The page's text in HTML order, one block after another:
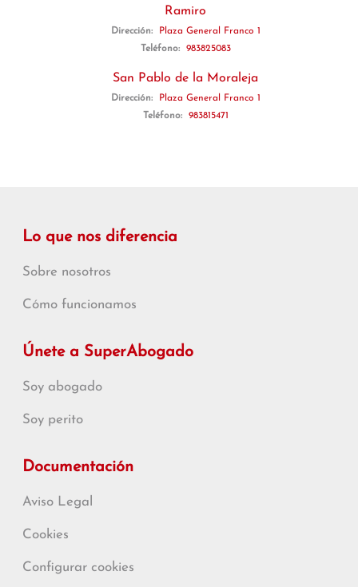
Ramiro
Dirección:
Plaza General Franco 1
Teléfono:
983825083
San Pablo de la Moraleja
Dirección:
Plaza General Franco 1
Teléfono:
983815471
Lo que nos diferencia
Sobre nosotros
Cómo funcionamos
Únete a SuperAbogado
Soy abogado
Soy perito
Documentación
Aviso Legal
Cookies
Configurar cookies